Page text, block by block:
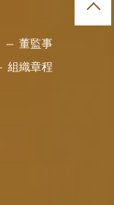
董監事
組織章程